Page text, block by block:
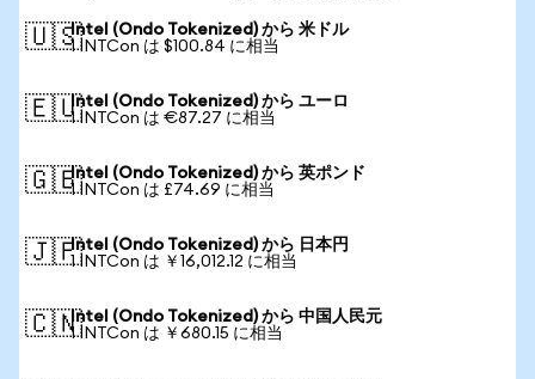
🇺🇸Intel (Ondo Tokenized) から 米ドル
1 INTCon は $100.84 に相当
🇪🇺Intel (Ondo Tokenized) から ユーロ
1 INTCon は €87.27 に相当
🇬🇧Intel (Ondo Tokenized) から 英ポンド
1 INTCon は £74.69 に相当
🇯🇵Intel (Ondo Tokenized) から 日本円
1 INTCon は ￥16,012.12 に相当
🇨🇳Intel (Ondo Tokenized) から 中国人民元
1 INTCon は ￥680.15 に相当